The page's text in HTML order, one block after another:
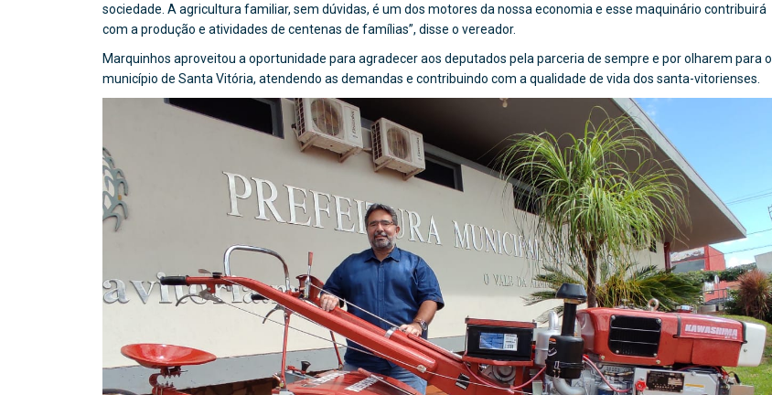
sociedade. A agricultura familiar, sem dúvidas, é um dos motores da nossa economia e esse maquinário contribuirá
com a produção e atividades de centenas de famílias”, disse o vereador.
Marquinhos aproveitou a oportunidade para agradecer aos deputados pela parceria de sempre e por olharem para o
município de Santa Vitória, atendendo as demandas e contribuindo com a qualidade de vida dos santa-vitorienses.